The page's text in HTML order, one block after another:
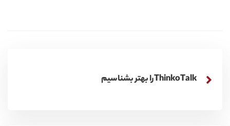
ThinkoTalkرا بهتر بشناسیم